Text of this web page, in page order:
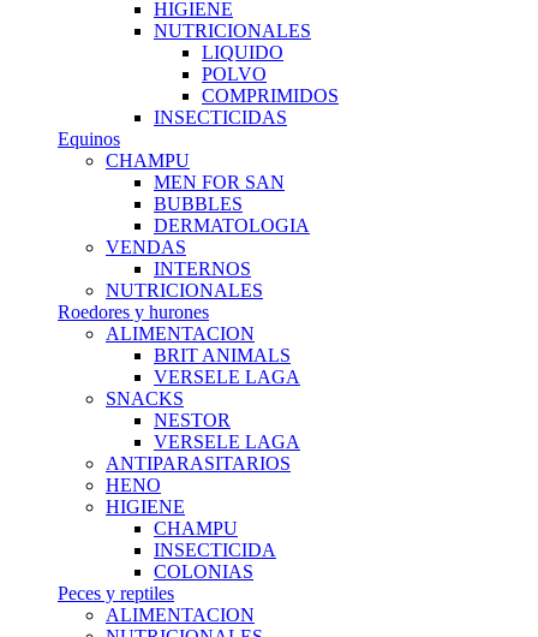
HIGIENE
NUTRICIONALES
LIQUIDO
POLVO
COMPRIMIDOS
INSECTICIDAS
Equinos
CHAMPU
MEN FOR SAN
BUBBLES
DERMATOLOGIA
VENDAS
INTERNOS
NUTRICIONALES
Roedores y hurones
ALIMENTACION
BRIT ANIMALS
VERSELE LAGA
SNACKS
NESTOR
VERSELE LAGA
ANTIPARASITARIOS
HENO
HIGIENE
CHAMPU
INSECTICIDA
COLONIAS
Peces y reptiles
ALIMENTACION